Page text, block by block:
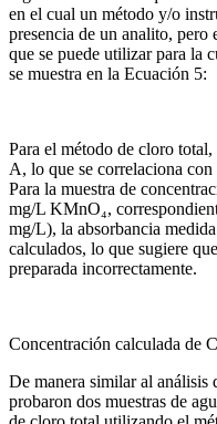
en el cual un método y/o
presencia de un analito, pero
que se puede utilizar para la
se muestra en la Ecuación 5:
Para el método de cloro
A, lo que se correlaciona
Para la muestra de
mg/L KMnO₄,
mg/L), la absorbancia
calculados, lo que sugiere
preparada incorrectamente.
Concentración calculada de
De manera similar al análisis
probaron dos muestras de